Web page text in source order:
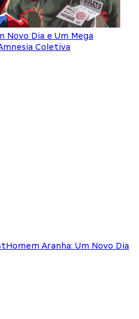
Novo Dia e Um Mega
Coletiva
Homem Aranha: Um Novo Dia